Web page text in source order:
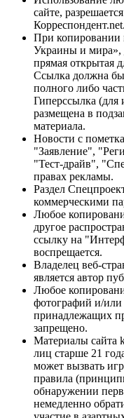
сайте,
Корреспондент.net.
При копировании
Украины и мира»,
прямая открытая
Ссылка должна
полного либо
Гиперссылка (для
размещена в
материала.
Новости с
"Заявление",
"Тест-драйв",
правах рекламы.
Раздел
коммерческими
Любое
другое
ссылку на
воспрещается.
Владелец веб-
является автор
Любое
фотографий и/или
принадлежащих
запрещено.
Материалы сайта
лиц старше 21
может вызвать
правила
обнаружении
немедленно